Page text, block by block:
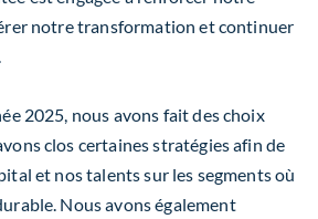
notre transformation et continuer
2025, nous avons fait des choix
clos certaines stratégies afin de
et nos talents sur les segments où
Nous avons également